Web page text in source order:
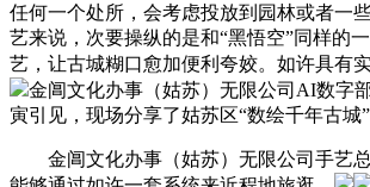
任何一个处所，会考虑投放到园林或者一
艺来说，次要操纵的是和“黑悟空”同样的
艺，让古城糊口愈加便利夸姣。如许具有
金阊文化办事（姑苏）无限公司AI数字
寅引见，现场分享了姑苏区“数绘千年古城
金阊文化办事（姑苏）无限公司手艺